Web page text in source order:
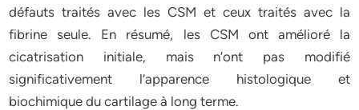
défauts traités avec les CSM et ceux traités avec la
fibrine seule. En résumé, les CSM ont amélioré la
cicatrisation initiale, mais n’ont pas modifié
significativement l’apparence histologique et
biochimique du cartilage à long terme.